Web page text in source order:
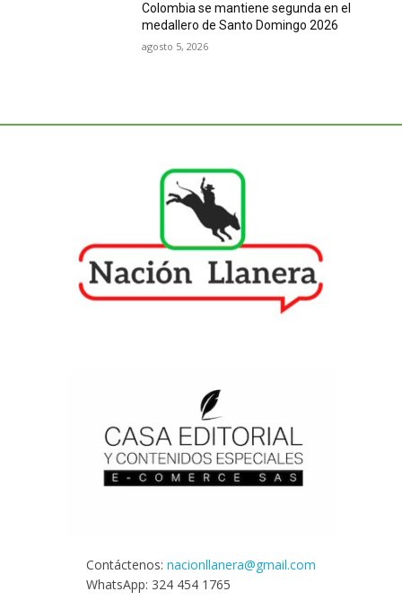
Colombia se mantiene segunda en el
medallero de Santo Domingo 2026
agosto 5, 2026
Contáctenos: nacionllanera@gmail.com
WhatsApp: 324 454 1765